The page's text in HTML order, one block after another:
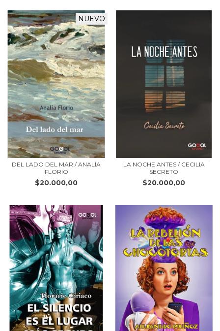
NUEVO
DEL LADO DEL MAR / ANALÍA
FLORIO
$20.000,00
LA NOCHE ANTES / CECILIA
SECRETO
$20.000,00